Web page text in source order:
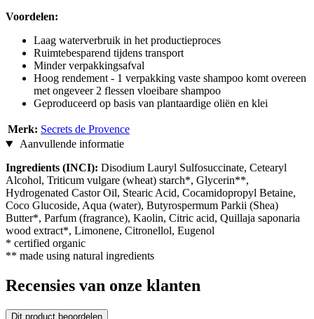
Voordelen:
Laag waterverbruik in het productieproces
Ruimtebesparend tijdens transport
Minder verpakkingsafval
Hoog rendement - 1 verpakking vaste shampoo komt overeen
met ongeveer 2 flessen vloeibare shampoo
Geproduceerd op basis van plantaardige oliën en klei
Merk: Secrets de Provence
Aanvullende informatie
Ingredients (INCI): Disodium Lauryl Sulfosuccinate, Cetearyl
Alcohol, Triticum vulgare (wheat) starch*, Glycerin**,
Hydrogenated Castor Oil, Stearic Acid, Cocamidopropyl Betaine,
Coco Glucoside, Aqua (water), Butyrospermum Parkii (Shea)
Butter*, Parfum (fragrance), Kaolin, Citric acid, Quillaja saponaria
wood extract*, Limonene, Citronellol, Eugenol
* certified organic
** made using natural ingredients
Recensies van onze klanten
Dit product beoordelen